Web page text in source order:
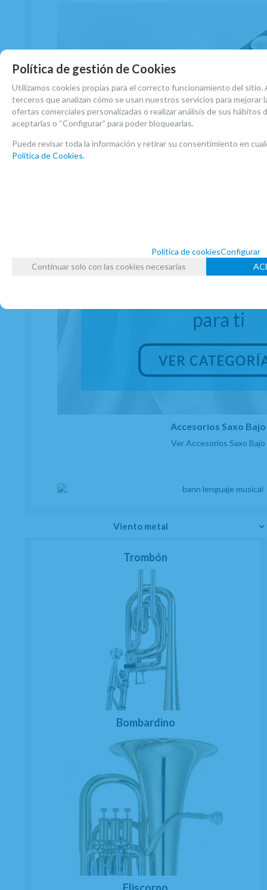
Accesorios Saxo Bajo
Ver Accesorios Saxo Bajo
Viento metal
Trombón
Bombardino
Fliscorno
Política de gestión de Cookies
Utilizamos cookies propias para el correcto funcionamiento del sitio.
terceros que analizan cómo se usan nuestros servicios para mejorar
ofertas comerciales personalizadas o realizar análisis de sus hábitos
aceptarlas o “Configurar” para poder bloquearlas.
Puede revisar toda la información y retirar su consentimiento en
Política de Cookies.
Política de cookiesConfigurar
Continuar solo con las cookies necesarias